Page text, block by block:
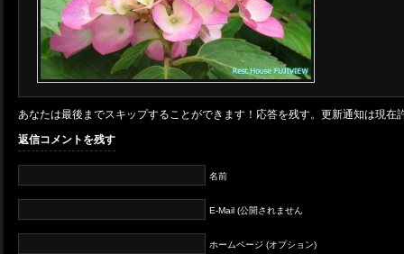
あなたは最後までスキップすることができます！応答を残す。更新通知は現在
返信コメントを残す
名前
E-Mail (公開されません
ホームページ (オプション)